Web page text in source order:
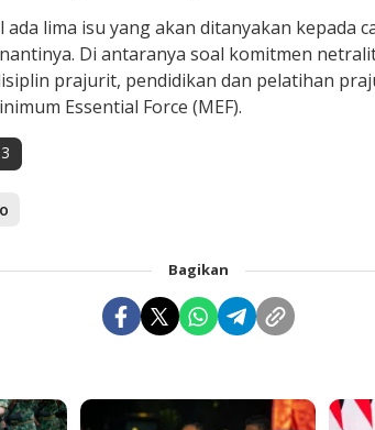
ada lima isu yang akan ditanyakan kepada
Di antaranya soal komitmen
prajurit, pendidikan dan pelatihan
Essential Force (MEF).
3
Bagikan